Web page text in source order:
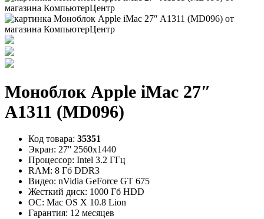
Моноблок Apple iMac 27″
A1311 (MD096)
Код товара: 35351
Экран: 27'' 2560x1440
Процессор: Intel 3.2 ГГц
RAM: 8 Гб DDR3
Видео: nVidia GeForce GT 675
Жесткий диск: 1000 Гб HDD
ОС: Mac OS X 10.8 Lion
Гарантия: 12 месяцев